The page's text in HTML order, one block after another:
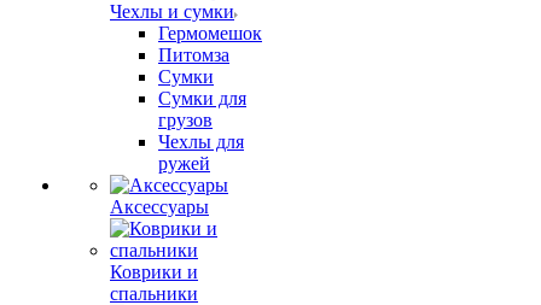
Чехлы и сумки
Гермомешок
Питомза
Сумки
Сумки для
грузов
Чехлы для
ружей
Аксессуары
Коврики и
спальники